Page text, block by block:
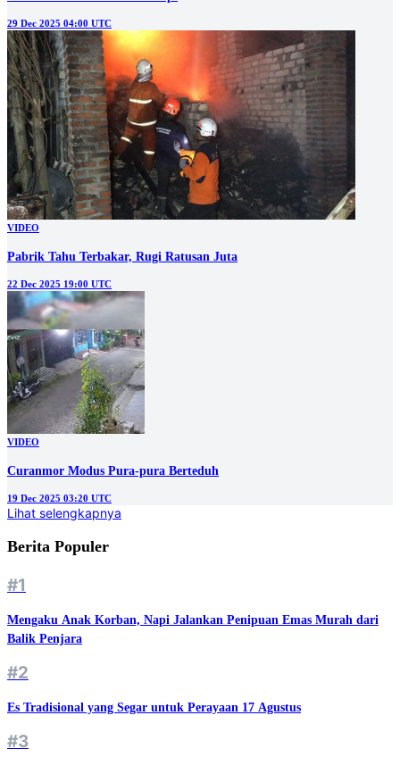
29 Dec 2025 04:00 UTC
VIDEO
Pabrik Tahu Terbakar, Rugi Ratusan Juta
22 Dec 2025 19:00 UTC
VIDEO
Curanmor Modus Pura-pura Berteduh
19 Dec 2025 03:20 UTC
Lihat selengkapnya
Berita Populer
#1
Mengaku Anak Korban, Napi Jalankan Penipuan Emas Murah dari
Balik Penjara
#2
Es Tradisional yang Segar untuk Perayaan 17 Agustus
#3